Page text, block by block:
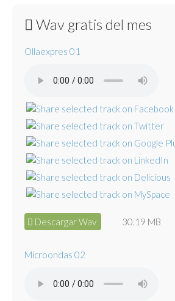
Wav gratis del mes
Ollaexpres 01
Descargar Wav 30.19 MB
Microondas 02